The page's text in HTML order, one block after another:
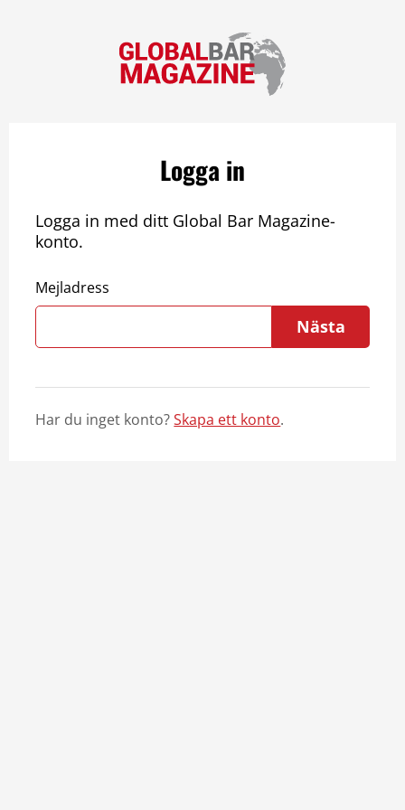
Logga in
Logga in med ditt Global Bar Magazine-
konto.
Mejladress
Nästa
Har du inget konto?Skapa ett konto.